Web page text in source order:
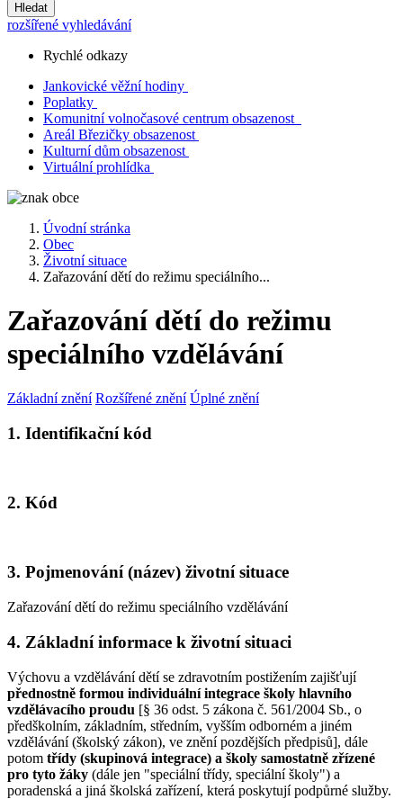
Hledat
rozšířené vyhledávání
Rychlé odkazy
Jankovické věžní hodiny
Poplatky
Komunitní volnočasové centrum obsazenost
Areál Březičky obsazenost
Kulturní dům obsazenost
Virtuální prohlídka
Úvodní stránka
Obec
Životní situace
Zařazování dětí do režimu speciálního...
Zařazování dětí do režimu
speciálního vzdělávání
Základní znění Rozšířené znění Úplné znění
1. Identifikační kód
2. Kód
3. Pojmenování (název) životní situace
Zařazování dětí do režimu speciálního vzdělávání
4. Základní informace k životní situaci
Výchovu a vzdělávání dětí se zdravotním postižením zajišťují
přednostně formou individuální integrace školy hlavního
vzdělávacího proudu [§ 36 odst. 5 zákona č. 561/2004 Sb., o
předškolním, základním, středním, vyšším odborném a jiném
vzdělávání (školský zákon), ve znění pozdějších předpisů], dále
potom třídy (skupinová integrace) a školy samostatně zřízené
pro tyto žáky (dále jen "speciální třídy, speciální školy") a
poradenská a jiná školská zařízení, která poskytují podpůrné služby.